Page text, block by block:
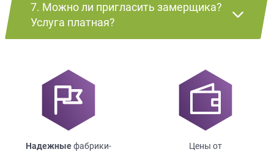
7. Можно ли пригласить замерщика?
Услуга платная?
Надежныефабрики-
Цены от